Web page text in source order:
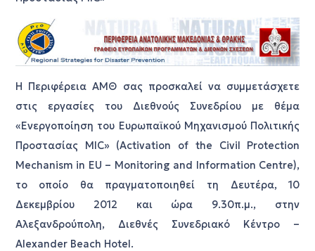
Η Περιφέρεια ΑΜΘ σας προσκαλεί να συμμετάσχετε
στις εργασίες του Διεθνούς Συνεδρίου με θέμα
«Ενεργοποίηση του Ευρωπαϊκού Μηχανισμού Πολιτικής
Προστασίας MIC» (Activation of the Civil Protection
Mechanism in EU – Monitoring and Information Centre),
το οποίο θα πραγματοποιηθεί τη Δευτέρα, 10
Δεκεμβρίου 2012 και ώρα 9.30π.μ., στην
Αλεξανδρούπολη, Διεθνές Συνεδριακό Κέντρο –
Alexander Beach Hotel.